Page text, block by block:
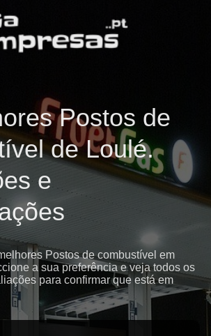
Postos de
de Loulé.
e
Postos de combustível em
a sua preferência e veja todos os
para confirmar que está em